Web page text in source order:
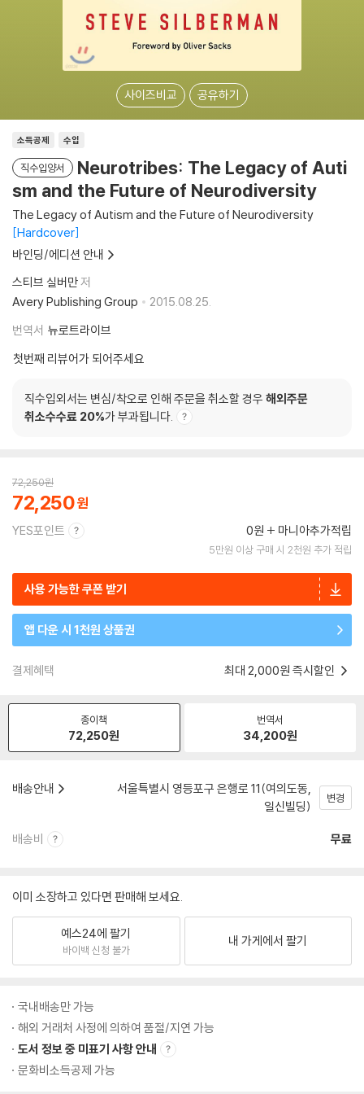
사이즈비교 공유하기
소득공제 수입
직수입양서
Neurotribes: The Legacy of Auti
sm and the Future of Neurodiversity
The Legacy of Autism and the Future of Neurodiversity
Hardcover
바인딩/에디션 안내
스티브 실버만저
Avery Publishing Group
2015.08.25.
번역서 뉴로트라이브
첫번째 리뷰어가 되어주세요
직수입외서는 변심/착오로 인해 주문을 취소할 경우 해외주문
취소수수료 20%가 부과됩니다.
72,250원
72,250
YES포인트 0원 마니아추가적립
5만원 이상 구매 시 2천원 추가 적립
사용 가능한 쿠폰 받기
앱 다운 시 1천원 상품권
결제혜택 최대 2,000원 즉시할인
종이책
72,250원
번역서
34,200원
배송안내
서울특별시 영등포구 은행로 11(여의도동,
일신빌딩)
변경
배송비 무료
이미 소장하고 있다면 판매해 보세요.
예스24에 팔기
바이백 신청 불가
내 가게에서 팔기
국내배송만 가능
해외 거래처 사정에 의하여 품절/지연 가능
도서 정보 중 미표기 사항 안내
문화비소득공제 가능